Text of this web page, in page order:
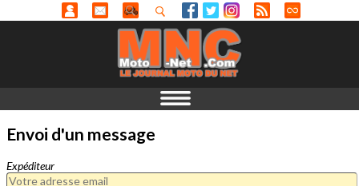
Envoi d'un message
Expéditeur